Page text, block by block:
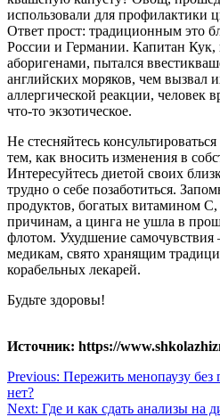
использовали для профилактики
Ответ прост: традиционным это
России и Германии. Капитан Кук,
аборигенами, пытался
английских моряков, чем вызвал
аллергической реакции, человек
что-то экзотическое.
Не стесняйтесь
тем, как вносить изменения в
Интересуйтесь диетой своих
трудно о себе позаботиться.
продуктов, богатых витамином
причинам, а цинга не ушла в
флотом. Ухудшение
медикам, свято хранящим
корабельных лекарей.
Будьте здоровы!
Источник: https://
Навигация
по
Previous: Пережить менопаузу
нет?
Next: Где и как сдать анализы на